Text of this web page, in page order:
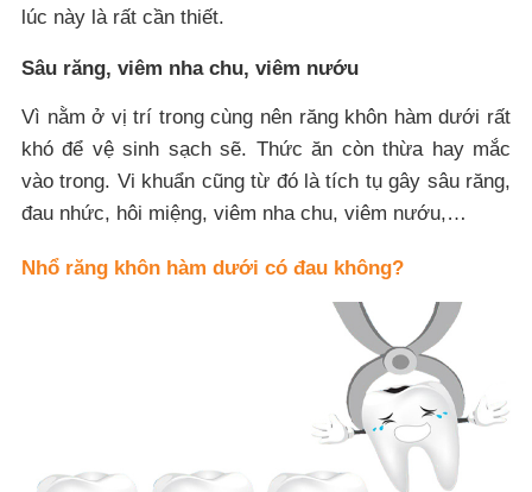
lúc này là rất cần thiết.
Sâu răng, viêm nha chu, viêm nướu
Vì nằm ở vị trí trong cùng nên răng khôn hàm dưới rất
khó để vệ sinh sạch sẽ. Thức ăn còn thừa hay mắc
vào trong. Vi khuẩn cũng từ đó là tích tụ gây sâu răng,
đau nhức, hôi miệng, viêm nha chu, viêm nướu,…
Nhổ răng khôn hàm dưới có đau không?